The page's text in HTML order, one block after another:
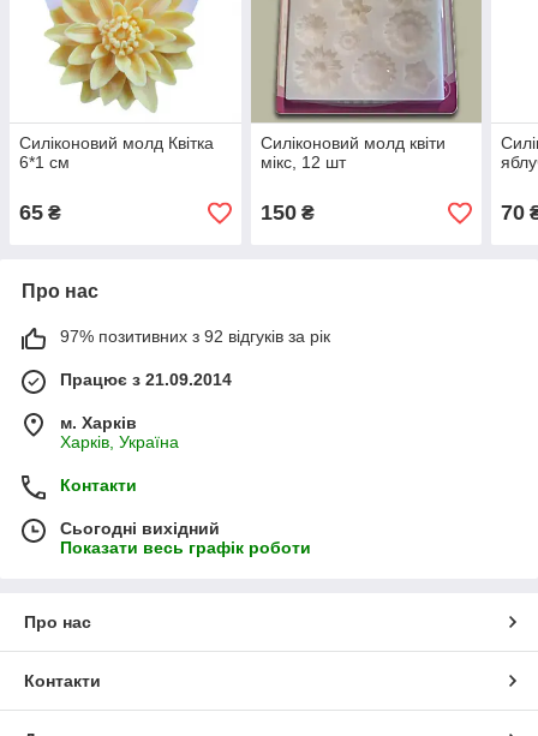
Силіконовий молд Квітка
6*1 см
65 ₴
Силіконовий молд квіти
мікс, 12 шт
150₴ 70
Про нас
97% позитивних з 92 відгуків за рік
Працює з 21.09.2014
м. Харків
Харків, Україна
Контакти
Сьогодні вихідний
Показати весь графік роботи
Про нас
Контакти